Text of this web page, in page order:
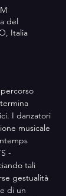
del
Italia
I danzatori
musicale
-
tali
gestualità
di un